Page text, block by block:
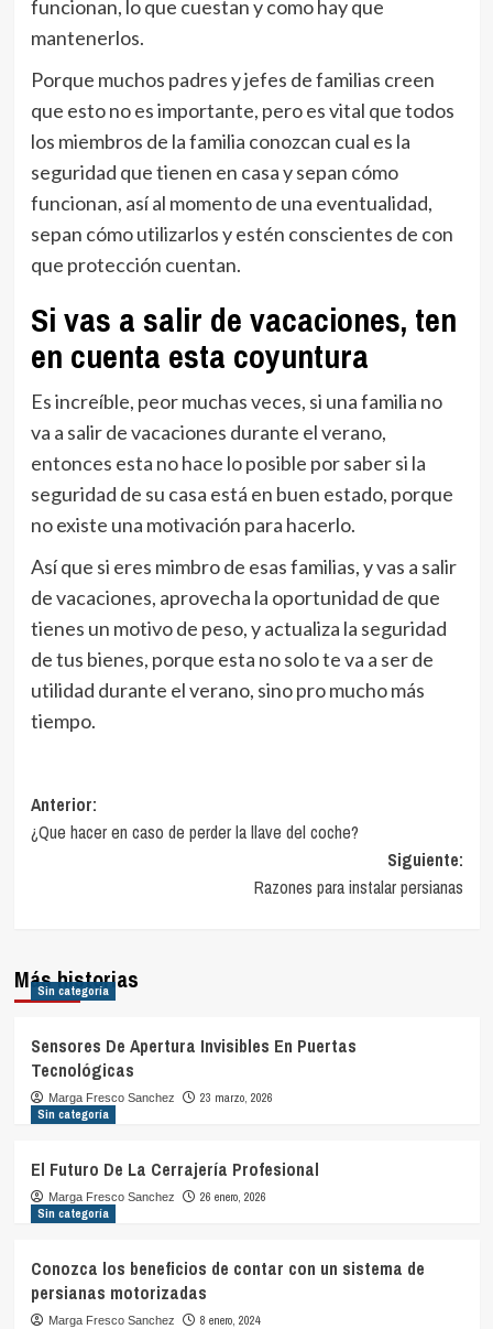
funcionan, lo que cuestan y como hay que
mantenerlos.
Porque muchos padres y jefes de familias creen
que esto no es importante, pero es vital que todos
los miembros de la familia conozcan cual es la
seguridad que tienen en casa y sepan cómo
funcionan, así al momento de una eventualidad,
sepan cómo utilizarlos y estén conscientes de con
que protección cuentan.
Si vas a salir de vacaciones, ten
en cuenta esta coyuntura
Es increíble, peor muchas veces, si una familia no
va a salir de vacaciones durante el verano,
entonces esta no hace lo posible por saber si la
seguridad de su casa está en buen estado, porque
no existe una motivación para hacerlo.
Así que si eres mimbro de esas familias, y vas a salir
de vacaciones, aprovecha la oportunidad de que
tienes un motivo de peso, y actualiza la seguridad
de tus bienes, porque esta no solo te va a ser de
utilidad durante el verano, sino pro mucho más
tiempo.
Navegación
de
Anterior:
¿Que hacer en caso de perder la llave del coche?
Siguiente:
Razones para instalar persianas
Más historias
Sin categoría
Sensores De Apertura Invisibles En Puertas
Tecnológicas
Marga Fresco Sanchez
23 marzo, 2026
Sin categoría
El Futuro De La Cerrajería Profesional
Marga Fresco Sanchez
26 enero, 2026
Sin categoría
Conozca los beneficios de contar con un sistema de
persianas motorizadas
Marga Fresco Sanchez 8 enero, 2024